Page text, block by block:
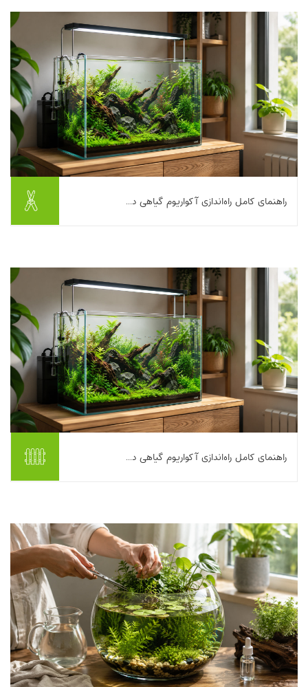
بیشتر بخوانیم ...
راه‌اندازی یک آکواریوم گیاهی در خانه، ترکیبی جذاب از آرامش، زیبایی و
بیشتر بخوانیم ...
راهنمای کامل راه‌اندازی آکواریوم گیاهی د...
راه‌اندازی یک آکواریوم گیاهی در خانه، ترکیبی جذاب از آرامش، زیبایی و
بیشتر بخوانیم ...
راهنمای کامل راه‌اندازی آکواریوم گیاهی د...